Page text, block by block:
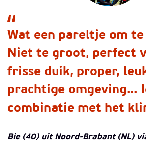
Wat een pareltje om
Niet te groot, perfect
frisse duik, proper,
prachtige omgeving...
combinatie met het
Bie (40) uit Noord-Brabant (NL)